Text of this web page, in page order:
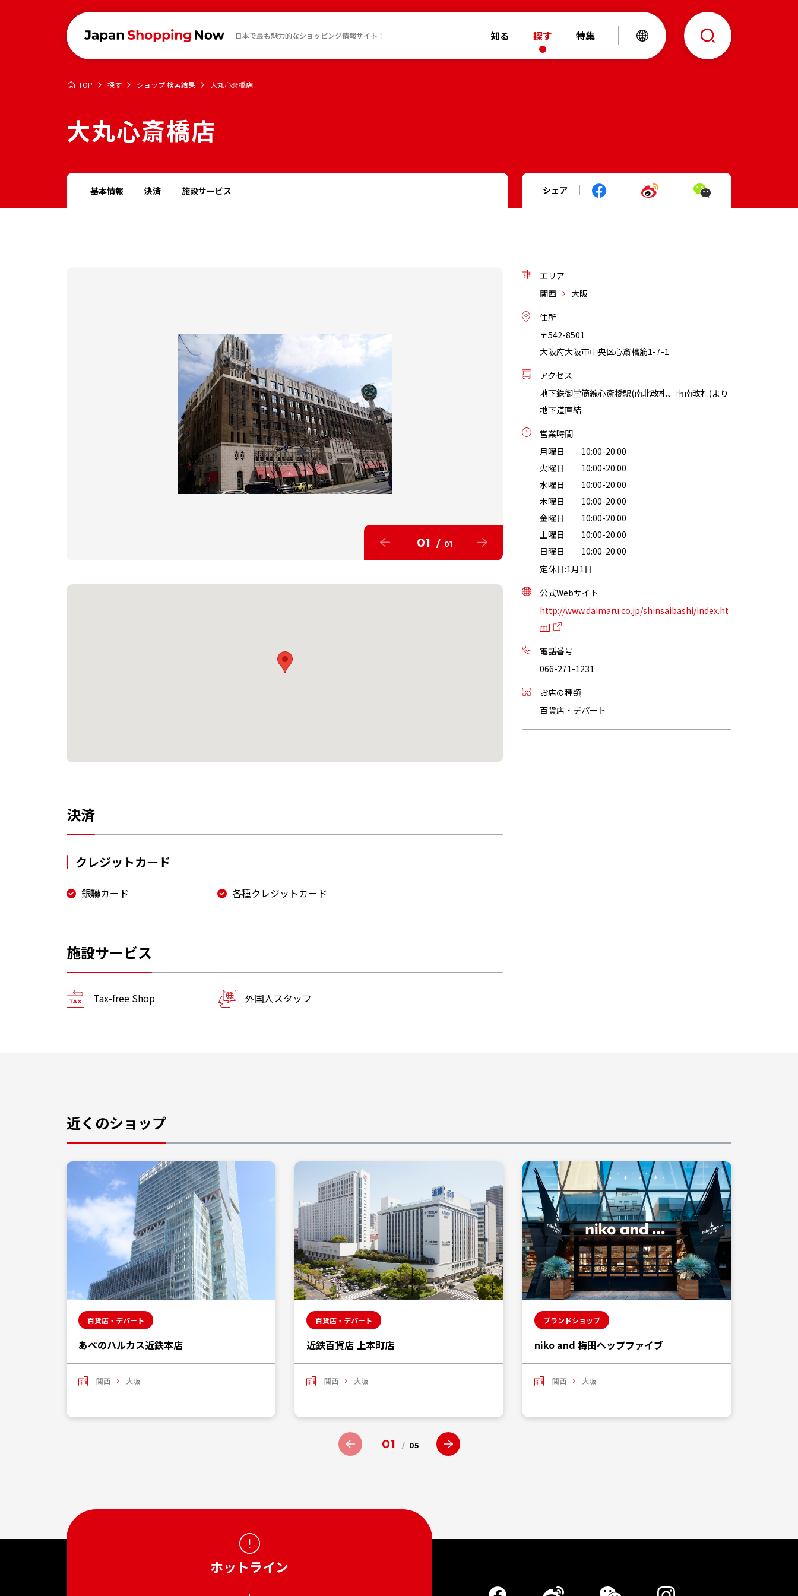
日本で最も魅力的なショッピング情報サイト！ 知る 探す 特集
TOP 探す ショップ 検索結果 大丸心斎橋店
大丸心斎橋店
基本情報 決済 施設サービス
01 / 01
シェア
エリア
関西
大阪
住所
〒542-8501
大阪府大阪市中央区心斎橋筋1-7-1
アクセス
地下鉄御堂筋線心斎橋駅(南北改札、南南改札)より
地下道直結
営業時間
月曜日 10:00-20:00
火曜日 10:00-20:00
水曜日 10:00-20:00
木曜日 10:00-20:00
金曜日 10:00-20:00
土曜日 10:00-20:00
日曜日 10:00-20:00
定休日:1月1日
公式Webサイト
http://www.daimaru.co.jp/shinsaibashi/index.ht
ml
電話番号
066-271-1231
お店の種類
百貨店・デパート
決済
クレジットカード
銀聯カード 各種クレジットカード
施設サービス
Tax-free Shop 外国人スタッフ
近くのショップ
百貨店・デパート
あべのハルカス近鉄本店
関西 大阪
百貨店・デパート
近鉄百貨店 上本町店
関西 大阪
ブランドショップ
niko and 梅田ヘップファイブ
関西 大阪
01 / 05
ホットライン